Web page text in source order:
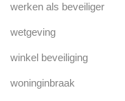
werken als beveiliger
wetgeving
winkel beveiliging
woninginbraak